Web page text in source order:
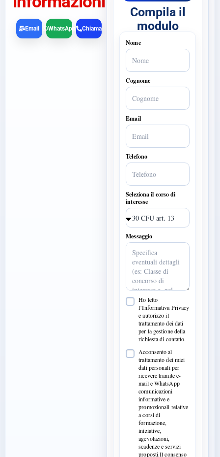
Chiama
Email WhatsApp
Compila il
modulo
Nome
Cognome
Email
Telefono
Seleziona il corso di
interesse
Messaggio
Ho letto
l’Informativa Privacy
e autorizzo il
trattamento dei dati
per la gestione della
richiesta di contatto.
Acconsento al
trattamento dei miei
dati personali per
ricevere tramite e-
mail e WhatsApp
comunicazioni
informative e
promozionali relative
a corsi di
formazione,
iniziative,
agevolazioni,
scadenze e servizi
proposti.Il consenso